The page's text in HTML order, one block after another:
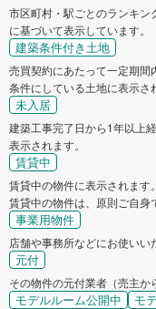
市区町村・駅ごとのランキ
に基づいて表示しています。
建築条件付き土地
売買契約にあたって一定期間
条件にしている土地に表示さ
未入居
建築工事完了日から1年以上
表示されます。
賃貸中
賃貸中の物件に表示されます。
賃貸中の物件は、原則ご自身
事業用物件
店舗や事務所などにお使いい
元付
その物件の元付業者（売主か
モデルルーム公開中 モ